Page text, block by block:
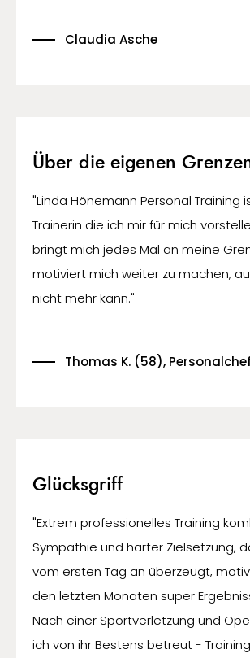
Claudia Asche
Über die eigenen
"Linda Hönemann Personal Training
Trainerin die ich mir für mich
bringt mich jedes Mal an meine
motiviert mich weiter zu machen,
nicht mehr kann."
Thomas K. (58), Personalchef
Glücksgriff
"Extrem professionelles Training
Sympathie und harter Zielsetzung,
vom ersten Tag an überzeugt,
den letzten Monaten super
Nach einer Sportverletzung und
ich von ihr Bestens betreut -